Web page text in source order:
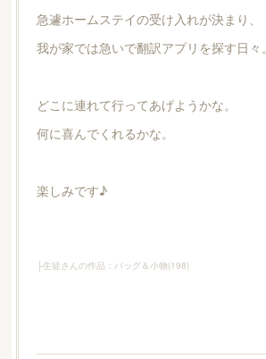
急遽ホームステイの受け入れが決まり、
我が家では急いで翻訳アプリを探す日々。
どこに連れて行ってあげようかな。
何に喜んでくれるかな。
楽しみです♪
├生徒さんの作品：バッグ＆小物(198)